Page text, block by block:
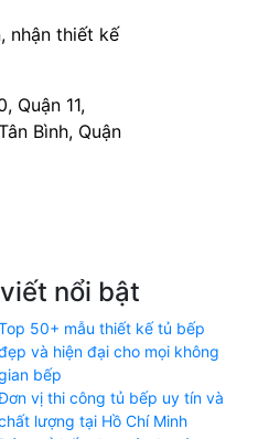
nhận thiết kế
Quận 11,
Bình, Quận
nổi bật
50+ mẫu thiết kế tủ bếp
và hiện đại cho mọi không
bếp
vị thi công tủ bếp uy tín và
lượng tại Hồ Chí Minh